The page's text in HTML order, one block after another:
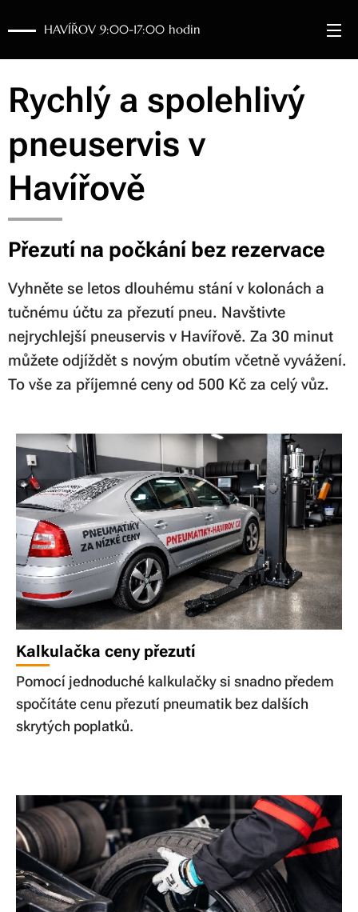
HAVÍŘOV 9:00-17:00 hodin
Rychlý a spolehlivý
pneuservis v
Havířově
Přezutí na počkání bez rezervace
Vyhněte se letos dlouhému stání v kolonách a
tučnému účtu za přezutí pneu. Navštivte
nejrychlejší pneuservis v Havířově. Za 30 minut
můžete odjíždět s novým obutím včetně vyvážení.
To vše za příjemné ceny od 500 Kč za celý vůz.
Kalkulačka ceny přezutí
Pomocí jednoduché kalkulačky si snadno předem
spočítáte cenu přezutí pneumatik bez dalších
skrytých poplatků.